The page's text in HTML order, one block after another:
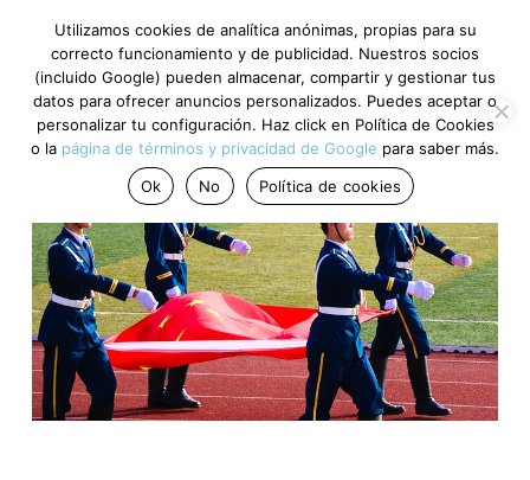
Utilizamos cookies de analítica anónimas, propias para su
correcto funcionamiento y de publicidad. Nuestros socios
(incluido Google) pueden almacenar, compartir y gestionar tus
datos para ofrecer anuncios personalizados. Puedes aceptar o
personalizar tu configuración. Haz click en Política de Cookies
o la página de términos y privacidad de Google para saber más.
Ok
No Política de cookies